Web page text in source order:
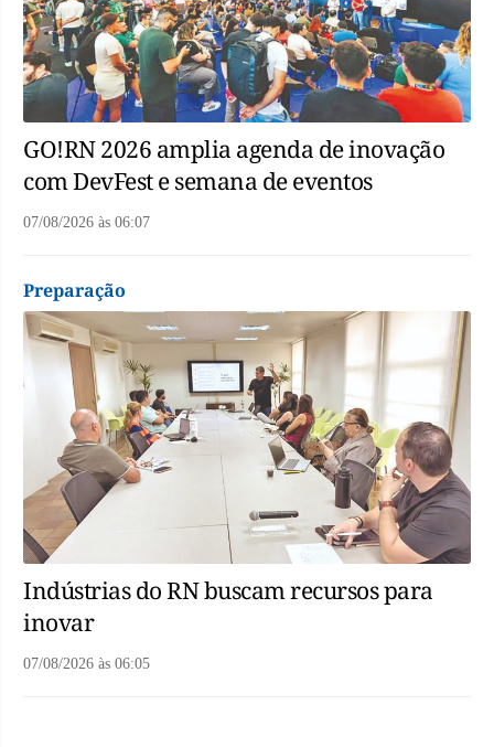
GO!RN 2026 amplia agenda de inovação
com DevFest e semana de eventos
07/08/2026 às 06:07
Preparação
Indústrias do RN buscam recursos para
inovar
07/08/2026 às 06:05